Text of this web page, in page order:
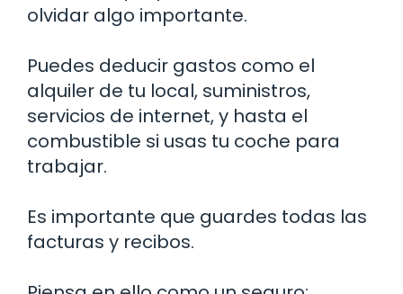
olvidar algo importante.
Puedes deducir gastos como el
alquiler de tu local, suministros,
servicios de internet, y hasta el
combustible si usas tu coche para
trabajar.
Es importante que guardes todas las
facturas y recibos.